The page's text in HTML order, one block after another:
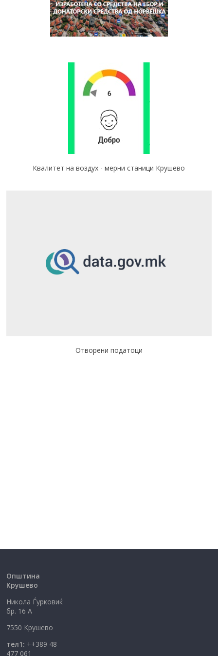
Квалитет на воздух - мерни станици Крушево
Отворени податоци
Општина
Крушево
Никола Ѓурковиќ
бр. 16 А
7550 Крушево
тел1: ++389 48
477 061